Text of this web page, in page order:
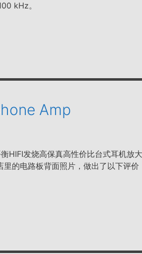
kHz。
Amp
HIFI发烧高保真高性价比台式耳机放
的电路板背面照片，做出了以下评价